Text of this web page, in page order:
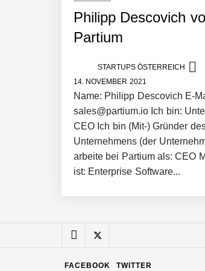
Philipp Descovich
Partium
STARTUPS ÖSTERREICH
14. NOVEMBER 2021
Name: Philipp Descovich E-
sales@partium.io Ich bin:
CEO Ich bin (Mit-) Gründer
Unternehmens (der
arbeite bei Partium als: CEO
ist: Enterprise Software...
Mazing:
Büroabenteuer
Michelle Haas von
FACEBOOK TWITTER